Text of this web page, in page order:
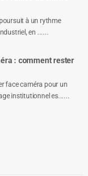
de réussite
dominé par la
doit (re)trou......
: l’alliée du chiffre
à un rythme
en ......